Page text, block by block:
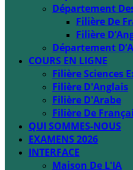
Département
Filière De
Filière
Département
COURS EN LIGNE
Filière Sciences
Filière D'Anglais
Filière D'Arabe
Filière De
QUI SOMMES-NOUS
EXAMENS 2026
INTERFACE
Maison De L'IA